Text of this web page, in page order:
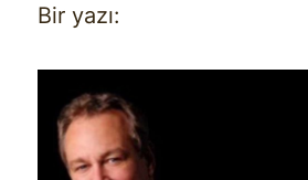
Bir yazı: